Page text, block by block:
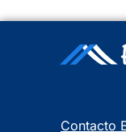
Contacto